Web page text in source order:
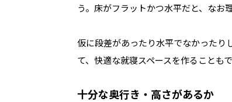
う。床がフラットかつ水平だと、なお
仮に段差があったり水平でなかったり
て、快適な就寝スペースを作ることもで
十分な奥行き・高さがあるか